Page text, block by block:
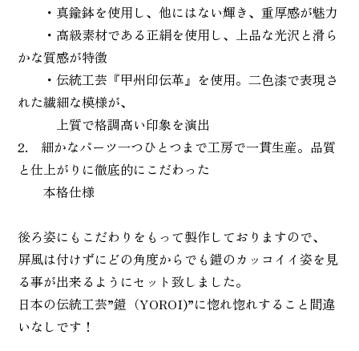
・真鍮鉢を使用し、他にはない輝き、重厚感が魅力
・高級素材である正絹を使用し、上品な光沢と滑ら
かな質感が特徴
・伝統工芸『甲州印伝革』を使用。二色漆で表現さ
れた繊細な模様が、
上質で格調高い印象を演出
2. 細かなパーツ一つひとつまで工房で一貫生産。品質
と仕上がりに徹底的にこだわった
本格仕様
後ろ姿にもこだわりをもって製作しておりますので、
屏風は付けずにどの角度からでも鎧のカッコイイ姿を見
る事が出来るようにセット致しました。
日本の伝統工芸”鎧（YOROI)”に惚れ惚れすること間違
いなしです！